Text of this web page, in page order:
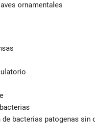
ornamentales
bacterias patogenas sin